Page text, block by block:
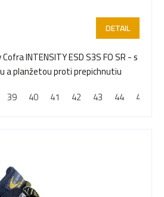
DETAIL
INTENSITY ESD S3S FO SR - s
a planžetou proti prepichnutiu
39 40 41 42 43 44 45